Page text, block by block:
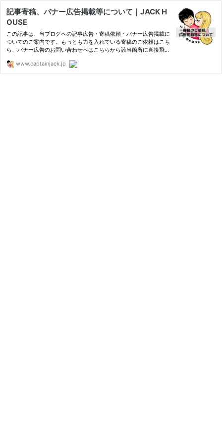
記事寄稿、バナー広告掲載等について｜JACK H
OUSE
この記事は、当ブログへの記事広告・寄稿依頼・バナー広告掲載に
ついてのご案内です。もっとも力を入れている寄稿のご依頼はこち
ら、バナー広告のお問い合わせへはこちらから該当箇所に直接飛べ
ロフィールについてはこちらの記事をどうぞ！超長いですけど、…
www.captainjack.jp